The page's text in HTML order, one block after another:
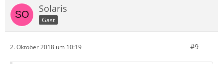
Solaris
Gast
2. Oktober 2018 um 10:19 #9